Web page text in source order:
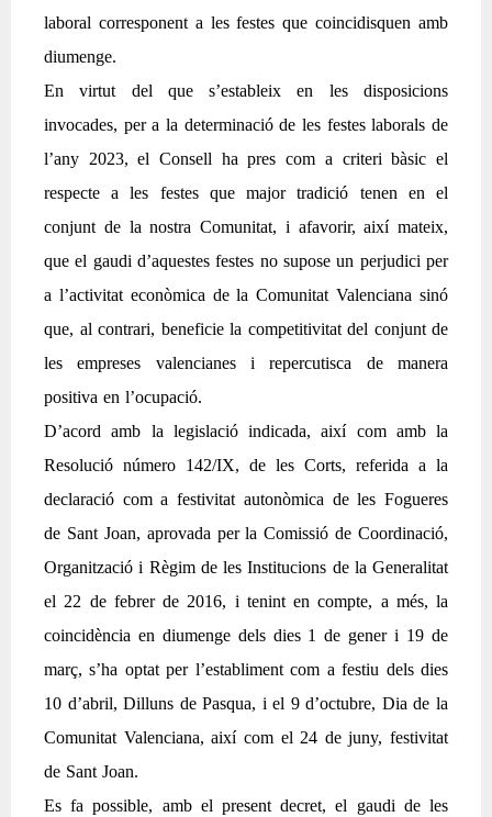
laboral corresponent a les festes que coincidisquen amb
diumenge.
En virtut del que s’estableix en les disposicions
invocades, per a la determinació de les festes laborals de
l’any 2023, el Consell ha pres com a criteri bàsic el
respecte a les festes que major tradició tenen en el
conjunt de la nostra Comunitat, i afavorir, així mateix,
que el gaudi d’aquestes festes no supose un perjudici per
a l’activitat econòmica de la Comunitat Valenciana sinó
que, al contrari, beneficie la competitivitat del conjunt de
les empreses valencianes i repercutisca de manera
positiva en l’ocupació.
D’acord amb la legislació indicada, així com amb la
Resolució número 142/IX, de les Corts, referida a la
declaració com a festivitat autonòmica de les Fogueres
de Sant Joan, aprovada per la Comissió de Coordinació,
Organització i Règim de les Institucions de la Generalitat
el 22 de febrer de 2016, i tenint en compte, a més, la
coincidència en diumenge dels dies 1 de gener i 19 de
març, s’ha optat per l’establiment com a festiu dels dies
10 d’abril, Dilluns de Pasqua, i el 9 d’octubre, Dia de la
Comunitat Valenciana, així com el 24 de juny, festivitat
de Sant Joan.
Es fa possible, amb el present decret, el gaudi de les